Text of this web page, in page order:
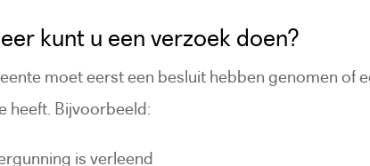
kunt u een verzoek doen?
moet eerst een besluit hebben genomen of
heeft. Bijvoorbeeld:
is verleend